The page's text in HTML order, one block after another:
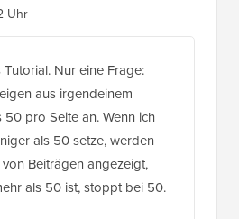
Uhr
Nur eine Frage:
aus irgendeinem
pro Seite an. Wenn ich
als 50 setze, werden
Beiträgen angezeigt,
als 50 ist, stoppt bei 50.